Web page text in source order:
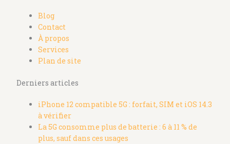
Blog
Contact
À propos
Services
Plan de site
Derniers articles
iPhone 12 compatible 5G : forfait, SIM et iOS 14.3
à vérifier
La 5G consomme plus de batterie : 6 à 11 % de
plus, sauf dans ces usages